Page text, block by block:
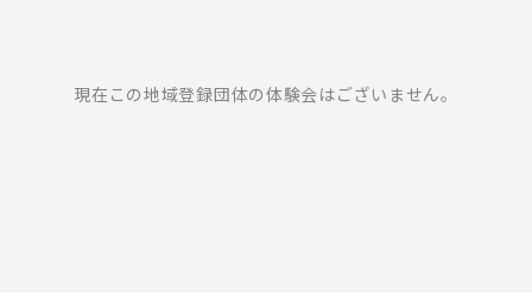
現在この地域登録団体の体験会はございません。